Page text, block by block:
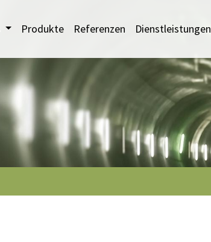
Produkte Referenzen Dienstleistungen